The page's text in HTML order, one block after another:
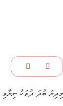
މިދިޔަ ބުދަ ދުވަހު